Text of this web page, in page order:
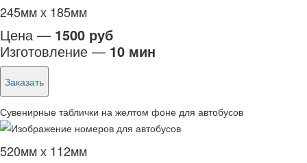
245мм х 185мм
Цена — 1500 руб
Изготовление — 10 мин
Заказать
Сувенирные таблички на желтом фоне для автобусов
520мм х 112мм